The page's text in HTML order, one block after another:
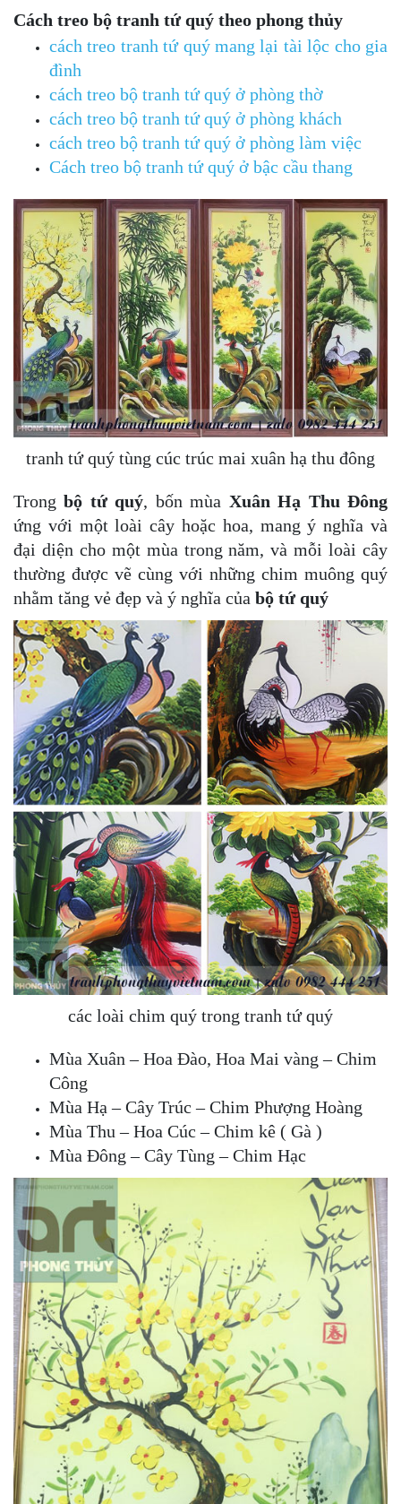
Cách treo bộ tranh tứ quý theo phong thủy
cách treo tranh tứ quý mang lại tài lộc cho gia
đình
cách treo bộ tranh tứ quý ở phòng thờ
cách treo bộ tranh tứ quý ở phòng khách
cách treo bộ tranh tứ quý ở phòng làm việc
Cách treo bộ tranh tứ quý ở bậc cầu thang
tranh tứ quý tùng cúc trúc mai xuân hạ thu đông
Trongbộ tứ quý, bốn mùa Xuân Hạ Thu Đông
ứng với một loài cây hoặc hoa, mang ý nghĩa và
đại diện cho một mùa trong năm, và mỗi loài cây
thường được vẽ cùng với những chim muông quý
nhằm tăng vẻ đẹp và ý nghĩa của bộ tứ quý
các loài chim quý trong tranh tứ quý
Mùa Xuân – Hoa Đào, Hoa Mai vàng – Chim
Công
Mùa Hạ – Cây Trúc – Chim Phượng Hoàng
Mùa Thu – Hoa Cúc – Chim kê ( Gà )
Mùa Đông – Cây Tùng – Chim Hạc